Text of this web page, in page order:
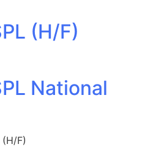
(H/F)
National
F)